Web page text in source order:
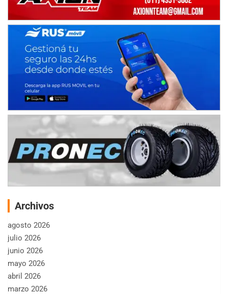
Archivos
agosto 2026
julio 2026
junio 2026
mayo 2026
abril 2026
marzo 2026